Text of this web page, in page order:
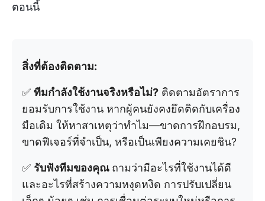
ตอนนี้
สิ่งที่ต้องติดตาม:
✅ ทีมกำลังใช้งานจริงหรือไม่? ติดตามอัตราการ
ยอมรับการใช้งาน หากผู้คนยังคงยึดติดกับเครื่อง
มือเดิม ให้หาสาเหตุว่าทำไม—ขาดการฝึกอบรม,
ขาดฟีเจอร์ที่จำเป็น, หรือเป็นเพียงความเคยชิน?
✅ รับฟังทีมของคุณ ถามว่ามีอะไรที่ใช้งานได้ดี
และอะไรที่สร้างความหงุดหงิด การปรับเปลี่ยน